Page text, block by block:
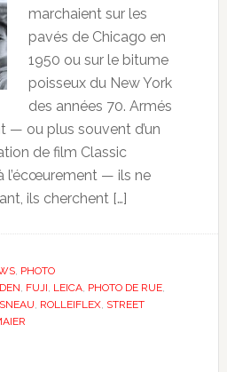
marchaient sur les
pavés de Chicago en
1950 ou sur le bitume
poisseux du New York
des années 70. Armés
— ou plus souvent d’un
de film Classic
l’écœurement — ils ne
ils cherchent […]
, PHOTO
FUJI LEICA, PHOTO DE RUE,
ROLLEIFLEX, STREET